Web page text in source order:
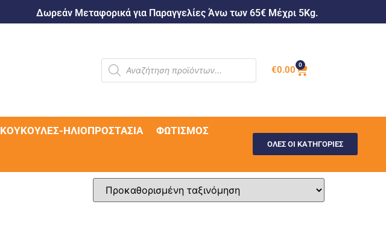
Δωρεάν Μεταφορικά για Παραγγελίες Άνω των 65€ Μέχρι 5Kg.
€0.00 0
ΚΟΥΚΟΎΛΕΣ-ΗΛΙΟΠΡΟΣΤΑΣΊΑ ΦΩΤΙΣΜΌΣ
ΟΛΕΣ ΟΙ ΚΑΤΗΓΟΡΙΕΣ